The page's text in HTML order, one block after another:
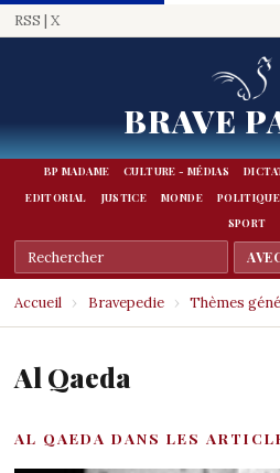
RSS | X
BRAVE
BP MADAME CULTURE - MÉDIAS
EDITORIAL
JUSTICE MONDE POLITIQUE
SPORT
Accueil › Bravepedie › Thèmes
Al Qaeda
AL QAEDA DANS LES